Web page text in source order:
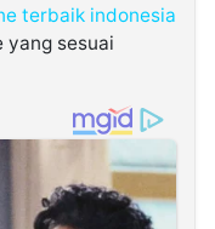
terbaik indonesia
yang sesuai